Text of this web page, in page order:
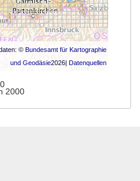
©Bundesamt für Kartographie
und Geodäsie2026|Datenquellen
2000